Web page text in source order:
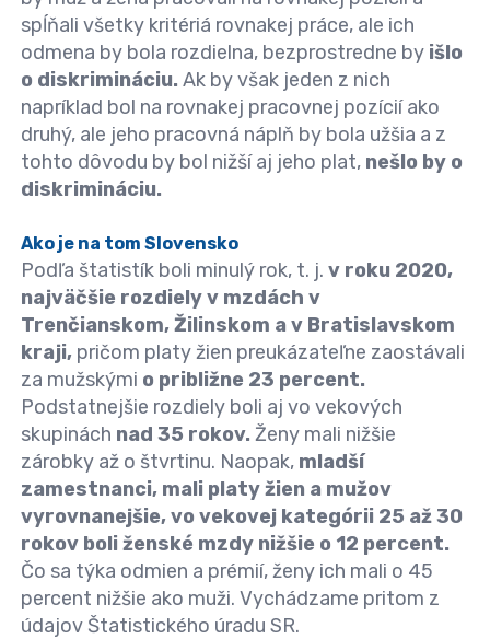
spĺňali všetky kritériá rovnakej práce, ale ich
odmena by bola rozdielna, bezprostredne by išlo
o diskrimináciu. Ak by však jeden z nich
napríklad bol na rovnakej pracovnej pozícií ako
druhý, ale jeho pracovná náplň by bola užšia a z
tohto dôvodu by bol nižší aj jeho plat, nešlo by o
diskrimináciu.
Ako je na tom Slovensko
Podľa štatistík boli minulý rok, t. j. v roku 2020,
najväčšie rozdiely v mzdách v
Trenčianskom, Žilinskom a v Bratislavskom
kraji,pričom platy žien preukázateľne zaostávali
za mužskými o približne 23 percent.
Podstatnejšie rozdiely boli aj vo vekových
skupinách nad 35 rokov. Ženy mali nižšie
zárobky až o štvrtinu. Naopak, mladší
zamestnanci, mali platy žien a mužov
vyrovnanejšie, vo vekovej kategórii 25 až 30
rokov boli ženské mzdy nižšie o 12 percent.
Čo sa týka odmien a prémií, ženy ich mali o 45
percent nižšie ako muži. Vychádzame pritom z
údajov Štatistického úradu SR.